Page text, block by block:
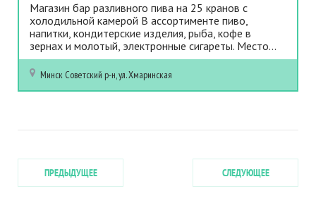
Магазин бар разливного пива на 25 кранов с
холодильной камерой В ассортименте пиво,
напитки, кондитерские изделия, рыба, кофе в
зернах и молотый, электронные сигареты. Место...
Минск Советский р-н, ул. Хмаринская
ПРЕДЫДУЩЕЕ СЛЕДУЮЩЕЕ